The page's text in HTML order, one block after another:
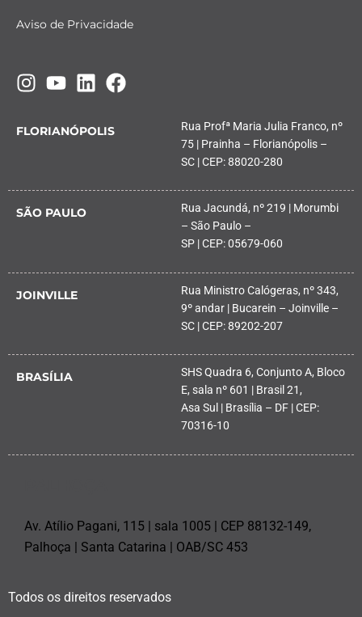
Aviso de Privacidade
FLORIANÓPOLIS
Rua Profª Maria Julia Franco, nº
75 | Prainha – Florianópolis –
SC | CEP: 88020-280
SÃO PAULO
Rua Jacundá, nº 219 | Morumbi
– São Paulo –
SP | CEP: 05679-060
JOINVILLE
Rua Ministro Calógeras, nº 343,
9º andar | Bucarein – Joinville –
SC | CEP: 89202-207
BRASÍLIA
SHS Quadra 6, Conjunto A, Bloco
E, sala nº 601 | Brasil 21,
Asa Sul | Brasília – DF | CEP:
70316-10
Av. Atílio Pagani, 115 | sala 1005 | CEP 88132-149,
Palhoça | Santa Catarina | OAB/SC 453
Todos os direitos reservados